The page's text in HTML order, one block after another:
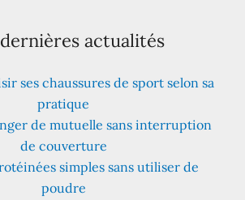
actualités
ses chaussures de sport selon sa
pratique
de mutuelle sans interruption
de couverture
simples sans utiliser de
poudre